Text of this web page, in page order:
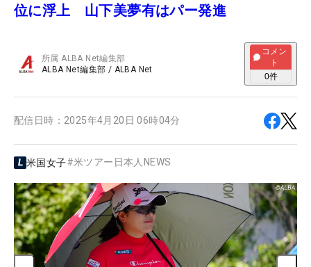
位に浮上 山下美夢有はパー発進
所属ALBA Net編集部
ALBA Net編集部 / ALBA Net
コメン
ト
0件
配信日時： 2025年4月20日 06時04分
米国女子#米ツアー日本人NEWS